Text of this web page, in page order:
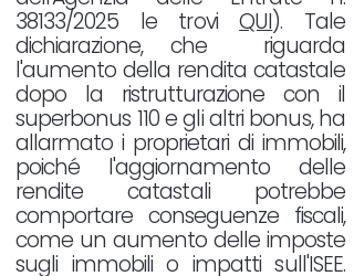
38133/2025 le troviQUI). Tale
dichiarazione, che riguarda
l'aumento della rendita catastale
dopo la ristrutturazione con il
superbonus 110 e gli altri bonus, ha
allarmato i proprietari di immobili,
poiché l'aggiornamento delle
rendite catastali potrebbe
comportare conseguenze fiscali,
come un aumento delle imposte
sugli immobili o impatti sull'ISEE.